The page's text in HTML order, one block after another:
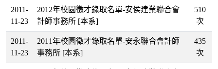
2011-
11-23
2012年校園徵才錄取名單-安侯建業聯合會
計師事務所 [本系]
510
次
2011-
11-23
2011年校園徵才錄取名單-安永聯合會計師
事務所 [本系]
435
次